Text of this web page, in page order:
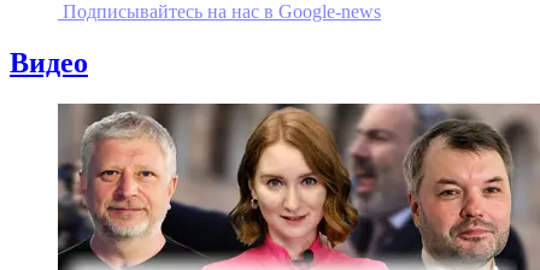
Подписывайтесь на наc в Google-news
Видео